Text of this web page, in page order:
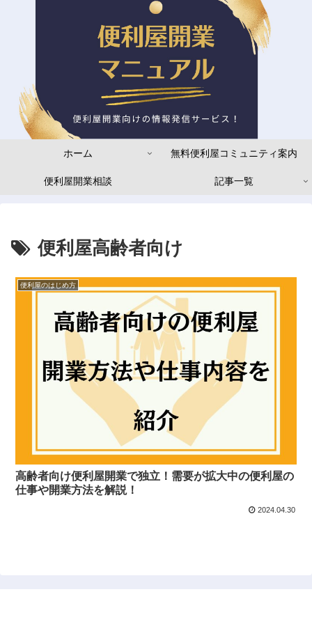
ホーム 無料便利屋コミュニティ案内
便利屋開業相談 記事一覧
便利屋高齢者向け
便利屋のはじめ方
高齢者向け便利屋開業で独立！需要が拡大中の便利屋の
仕事や開業方法を解説！
2024.04.30